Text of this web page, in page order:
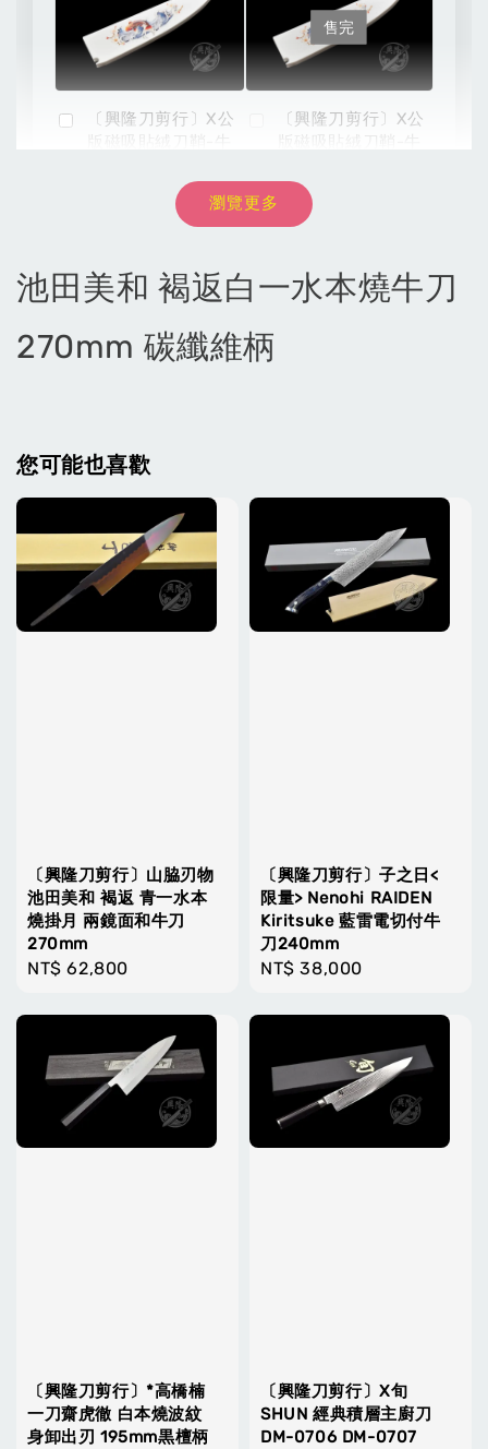
〔興隆刀剪行〕X公
版磁吸貼絨刀鞘-牛
NT$ 1,500
售完
〔興隆刀剪行〕X公
版磁吸貼絨刀鞘-牛
力:黑/白
NT$ 1,300
瀏覽更多
池田美和 褐返白一水本燒牛刀
270mm 碳纖維柄
您可能也喜歡
〔興隆刀剪行〕山脇刃物
池田美和 褐返 青一水本
燒掛月 兩鏡面和牛刀
270mm
Regular
NT$ 62,800
〔興隆刀剪行〕子之日<
限量> Nenohi RAIDEN
Kiritsuke 藍雷電切付牛
刀240mm
Regular
NT$ 38,000
〔興隆刀剪行〕*高橋楠
一刀齋虎徹 白本燒波紋
身卸出刃 195mm黒檀柄
〔興隆刀剪行〕X旬
SHUN 經典積層主廚刀
DM-0706 DM-0707